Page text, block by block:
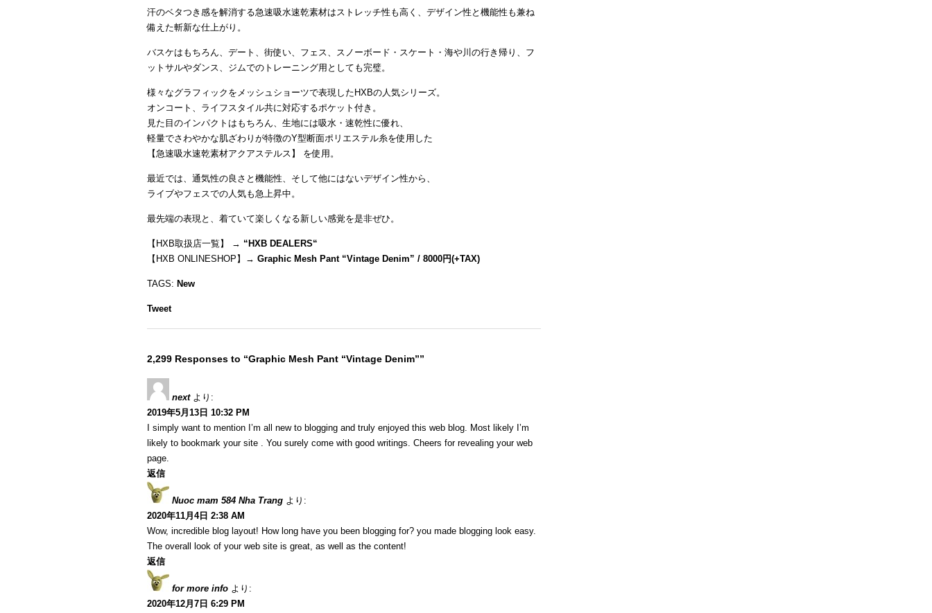
汗のベタつき感を解消する急速吸水速乾素材はストレッチ性も高く、デザイン性と機能性も兼ね
備えた斬新な仕上がり。
バスケはもちろん、デート、街使い、フェス、スノーボード・スケート・海や川の行き帰り、フ
ットサルやダンス、ジムでのトレーニング用としても完璧。
様々なグラフィックをメッシュショーツで表現したHXBの人気シリーズ。
オンコート、ライフスタイル共に対応するポケット付き。
見た目のインパクトはもちろん、生地には吸水・速乾性に優れ、
軽量でさわやかな肌ざわりが特徴のY型断面ポリエステル糸を使用した
【急速吸水速乾素材アクアステルス】 を使用。
最近では、通気性の良さと機能性、そして他にはないデザイン性から、
ライブやフェスでの人気も急上昇中。
最先端の表現と、着ていて楽しくなる新しい感覚を是非ぜひ。
【HXB取扱店一覧】 → “ HXB DEALERS“
【HXB ONLINESHOP】→ Graphic Mesh Pant “Vintage Denim” / 8000円(+TAX)
TAGS: New
Tweet
2,299 Responses to “Graphic Mesh Pant “Vintage Denim””
next より:
2019年5月13日 10:32 PM
I simply want to mention I’m all new to blogging and truly enjoyed this web blog. Most likely I’m
likely to bookmark your site . You surely come with good writings. Cheers for revealing your web
page.
返信
Nuoc mam 584 Nha Trang より:
2020年11月4日 2:38 AM
Wow, incredible blog layout! How long have you been blogging for? you made blogging look easy.
The overall look of your web site is great, as well as the content!
返信
for more info より:
2020年12月7日 6:29 PM